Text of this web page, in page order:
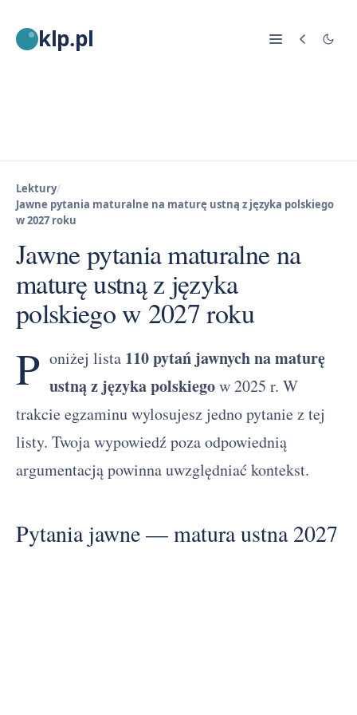
klp.pl
Lektury/
Jawne pytania maturalne na maturę ustną z języka polskiego
w 2027 roku
Jawne pytania maturalne na
maturę ustną z języka
polskiego w 2027 roku
P oniżej lista 110 pytań jawnych na maturę
ustną z języka polskiegow 2025 r. W
trakcie egzaminu wylosujesz jedno pytanie z tej
listy. Twoja wypowiedź poza odpowiednią
argumentacją powinna uwzględniać kontekst.
Pytania jawne — matura ustna 2027